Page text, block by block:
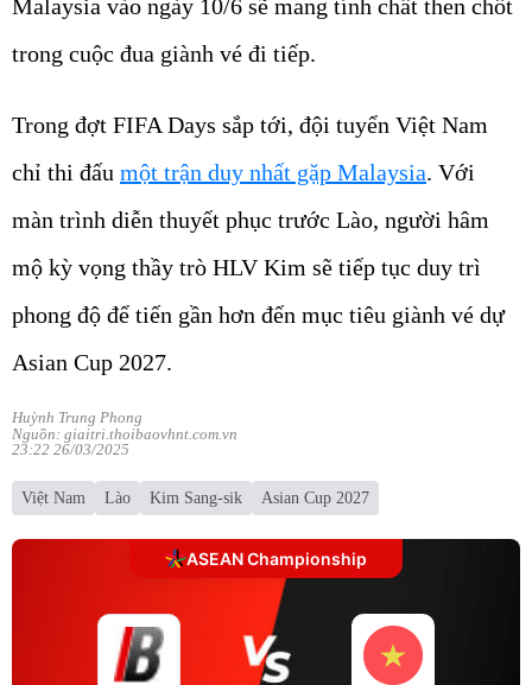
Malaysia vào ngày 10/6 sẽ mang tính chất then chốt
trong cuộc đua giành vé đi tiếp.
Trong đợt FIFA Days sắp tới, đội tuyển Việt Nam
chỉ thi đấu một trận duy nhất gặp Malaysia. Với
màn trình diễn thuyết phục trước Lào, người hâm
mộ kỳ vọng thầy trò HLV Kim sẽ tiếp tục duy trì
phong độ để tiến gần hơn đến mục tiêu giành vé dự
Asian Cup 2027.
Huỳnh Trung Phong
Nguồn: giaitri.thoibaovhnt.com.vn
23:22 26/03/2025
Việt Nam Lào Kim Sang-sik Asian Cup 2027
ASEAN Championship